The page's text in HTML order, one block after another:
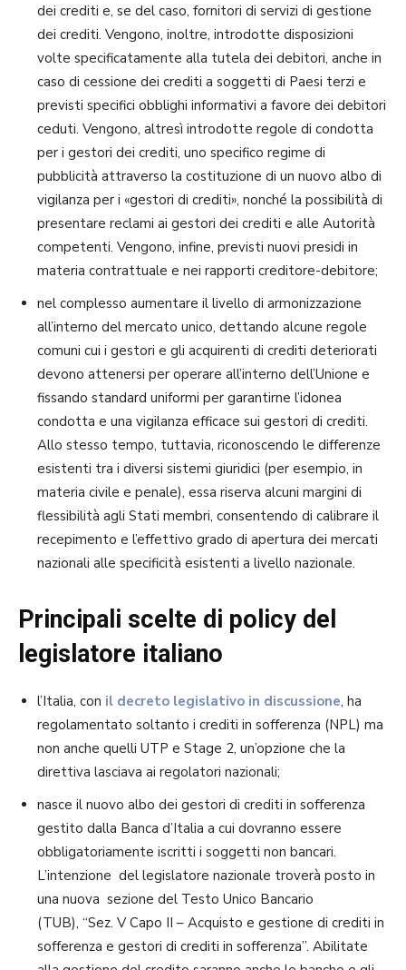
dei crediti e, se del caso, fornitori di servizi di gestione
dei crediti. Vengono, inoltre, introdotte disposizioni
volte specificatamente alla tutela dei debitori, anche in
caso di cessione dei crediti a soggetti di Paesi terzi e
previsti specifici obblighi informativi a favore dei debitori
ceduti. Vengono, altresì introdotte regole di condotta
per i gestori dei crediti, uno specifico regime di
pubblicità attraverso la costituzione di un nuovo albo di
vigilanza per i «gestori di crediti», nonché la possibilità di
presentare reclami ai gestori dei crediti e alle Autorità
competenti. Vengono, infine, previsti nuovi presidi in
materia contrattuale e nei rapporti creditore-debitore;
nel complesso aumentare il livello di armonizzazione
all’interno del mercato unico, dettando alcune regole
comuni cui i gestori e gli acquirenti di crediti deteriorati
devono attenersi per operare all’interno dell’Unione e
fissando standard uniformi per garantirne l’idonea
condotta e una vigilanza efficace sui gestori di crediti.
Allo stesso tempo, tuttavia, riconoscendo le differenze
esistenti tra i diversi sistemi giuridici (per esempio, in
materia civile e penale), essa riserva alcuni margini di
flessibilità agli Stati membri, consentendo di calibrare il
recepimento e l’effettivo grado di apertura dei mercati
nazionali alle specificità esistenti a livello nazionale.
Principali scelte di policy del
legislatore italiano
l’Italia, con il decreto legislativo in discussione, ha
regolamentato soltanto i crediti in sofferenza (NPL) ma
non anche quelli UTP e Stage 2, un’opzione che la
direttiva lasciava ai regolatori nazionali;
nasce il nuovo albo dei gestori di crediti in sofferenza
gestito dalla Banca d’Italia a cui dovranno essere
obbligatoriamente iscritti i soggetti non bancari.
L’intenzione del legislatore nazionale troverà posto in
una nuova sezione del Testo Unico Bancario
(TUB), “Sez. V Capo II – Acquisto e gestione di crediti in
sofferenza e gestori di crediti in sofferenza”. Abilitate